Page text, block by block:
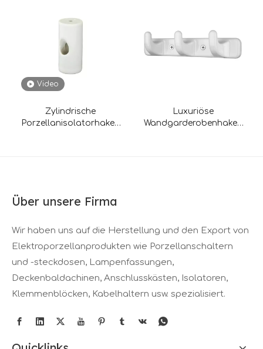
Video
Zylindrische
Porzellanisolatorhaken
Luxuriöse
Wandgarderobenhaken
Über unsere Firma
Wir haben uns auf die Herstellung und den Export von
Elektroporzellanprodukten wie Porzellanschaltern
und -steckdosen, Lampenfassungen,
Deckenbaldachinen, Anschlusskästen, Isolatoren,
Klemmenblöcken, Kabelhaltern usw. spezialisiert.